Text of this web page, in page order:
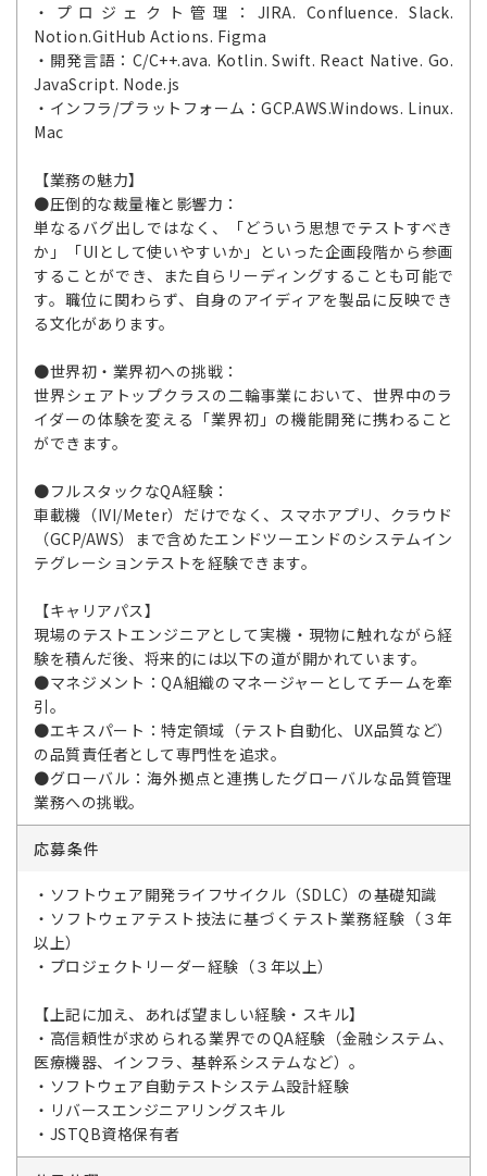
・プロジェクト管理：JIRA. Confluence. Slack.
Notion.GitHub Actions. Figma
・開発言語：C/C++.ava. Kotlin. Swift. React Native. Go.
JavaScript. Node.js
・インフラ/プラットフォーム：GCP.AWS.Windows. Linux.
Mac
【業務の魅力】
●圧倒的な裁量権と影響力：
単なるバグ出しではなく、「どういう思想でテストすべき
か」「UIとして使いやすいか」といった企画段階から参画
することができ、また自らリーディングすることも可能で
す。職位に関わらず、自身のアイディアを製品に反映でき
る文化があります。
●世界初・業界初への挑戦：
世界シェアトップクラスの二輪事業において、世界中のラ
イダーの体験を変える「業界初」の機能開発に携わること
ができます。
●フルスタックなQA経験：
車載機（IVI/Meter）だけでなく、スマホアプリ、クラウド
（GCP/AWS）まで含めたエンドツーエンドのシステムイン
テグレーションテストを経験できます。
【キャリアパス】
現場のテストエンジニアとして実機・現物に触れながら経
験を積んだ後、将来的には以下の道が開かれています。
●マネジメント：QA組織のマネージャーとしてチームを牽
引。
●エキスパート：特定領域（テスト自動化、UX品質など）
の品質責任者として専門性を追求。
●グローバル：海外拠点と連携したグローバルな品質管理
業務への挑戦。
応募条件
・ソフトウェア開発ライフサイクル（SDLC）の基礎知識
・ソフトウェアテスト技法に基づくテスト業務経験（３年
以上）
・プロジェクトリーダー経験（３年以上）
【上記に加え、あれば望ましい経験・スキル】
・高信頼性が求められる業界でのQA経験（金融システム、
医療機器、インフラ、基幹系システムなど）。
・ソフトウェア自動テストシステム設計経験
・リバースエンジニアリングスキル
・JSTQB資格保有者